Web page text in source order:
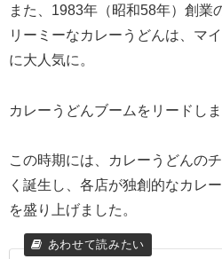
また、1983年（昭和58年）創業
リーミーなカレーうどんは、マ
に大人気に。
カレーうどんブームをリードしま
この時期には、カレーうどんの
く誕生し、各店が独創的なカレ
を盛り上げました。